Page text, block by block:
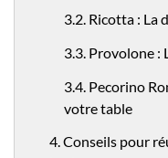
3.2. Ricotta : La
3.3. Provolone :
3.4. Pecorino
votre table
4. Conseils pour